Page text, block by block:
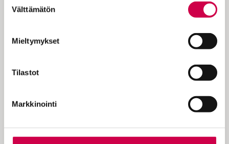
valinta
Välttämätön
Mieltymykset
Tilastot
Markkinointi
hyvin suorasanaisesti kritisoinut muiden
suora jälkeläinen viidennessä polvessa.
Eräs Exxonin tammikuussa 2024 oikeuteen
haastamista oli Interfaith Center on
sijoittajaryhmän jäsen. Kysyimme, miten
eettiset sijoittajat pyrkivät tulevaisuudessa
vaikuttamaan yhtiöihin ilmastotoimien
edistämiseksi ja kenellä vastuu